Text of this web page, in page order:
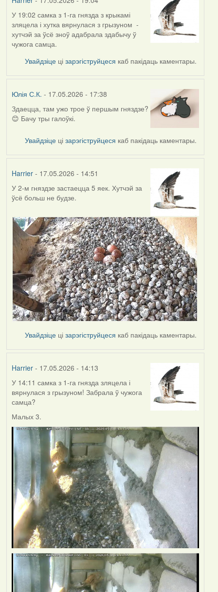
У 19:02 самка з 1-га гнязда з крыкамі
зляцела і хутка вярнулася з грызуном -
хутчэй за ўсё зноў адабрала здабычу ў
чужога самца.
Увайдзіце цізарэгіструйцеся каб пакідаць каментары.
Юлія С.К. - 17.05.2026 - 17:38
Здаецца, там ужо трое ў першым гняздзе?
😊 Бачу тры галоўкі.
Увайдзіце цізарэгіструйцеся каб пакідаць каментары.
Harrier- 17.05.2026 - 14:51
У 2-м гняздзе застаецца 5 яек. Хутчэй за
ўсё больш не будзе.
Увайдзіце цізарэгіструйцеся каб пакідаць каментары.
Harrier- 17.05.2026 - 14:13
У 14:11 самка з 1-га гнязда зляцела і
вярнулася з грызуном! Забрала ў чужога
самца?
Малых 3.